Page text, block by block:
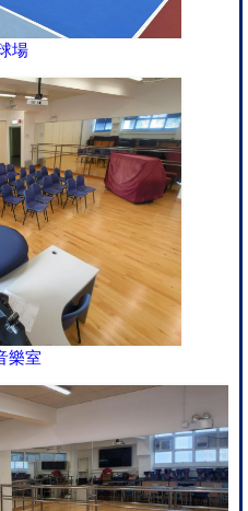
場
樂室